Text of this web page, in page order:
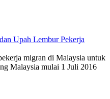
Upah Lembur Pekerja
migran di Malaysia untuk
Malaysia mulai 1 Juli 2016